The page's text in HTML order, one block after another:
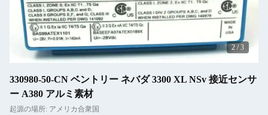
2 /3
330980-50-CN ベントリー ネバダ 3300 XL NSv 接近センサ
ー A380 アルミ素材
起源の場所: アメリカ合衆国